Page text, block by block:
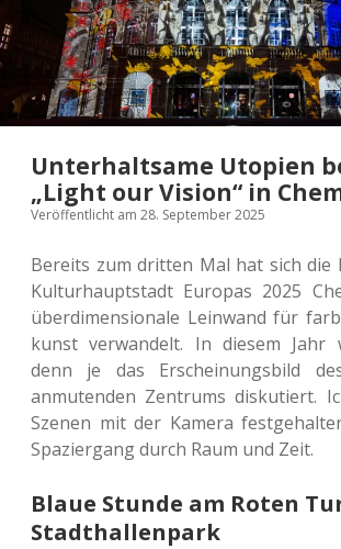
Unterhaltsame Utopien
„Light our Vision“ in
Veröffentlicht am 28. September 2025
Bereits zum drit­ten Mal hat sich die
Kul­tur­haupt­stadt Euro­pas 2025
über­di­men­sio­na­le Lein­wand für
kunst ver­wan­delt. In diesem Jahr
denn je das Erschei­nungs­bild
anmu­ten­den Zen­trums dis­ku­tiert.
Szenen mit der Kamera
Spa­zier­gang durch Raum und Zeit.
Blaue Stunde am Roten
Stadthallenpark